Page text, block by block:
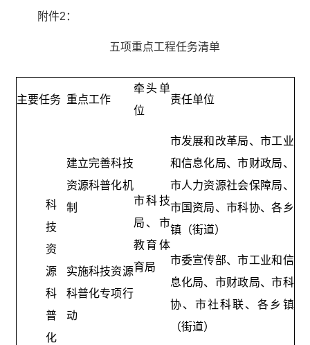
附件2：
五项重点工程任务清单
主要任务 重点工作
牵头单
位
责任单位
科
技
资
源
科
普
化
建立完善科技
资源科普化机
制
市科技
局、市
教育体
育局
市发展和改革局、市工业
和信息化局、市财政局、
市人力资源社会保障局、
市国资局、市科协、各乡
镇（街道）
实施科技资源
科普化专项行
动
市委宣传部、市工业和信
息化局、市财政局、市科
协、市社科联、各乡镇
（街道）